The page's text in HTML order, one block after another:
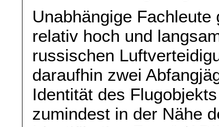
Unabhängige
relativ hoch und
russischen
daraufhin zwei
Identität des
zumindest in der Nähe